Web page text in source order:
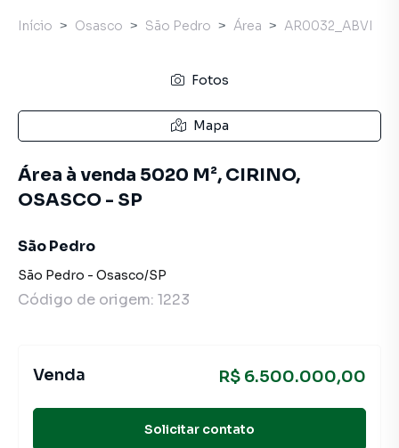
Início Osasco São Pedro Área AR0032_ABVI
Fotos
Mapa
Área à venda 5020 M², CIRINO,
OSASCO - SP
São Pedro
São Pedro - Osasco/SP
Código de origem: 1223
Venda R$ 6.500.000,00
Solicitar contato